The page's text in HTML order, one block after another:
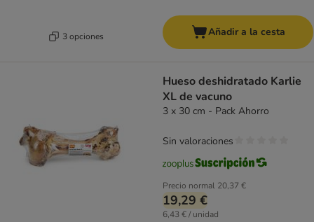
3 opciones Añadir a la cesta
Hueso deshidratado Karlie
XL de vacuno
3 x 30 cm - Pack Ahorro
Precio normal 20,37 €
19,29 €
6,43 € / unidad
Sin valoraciones